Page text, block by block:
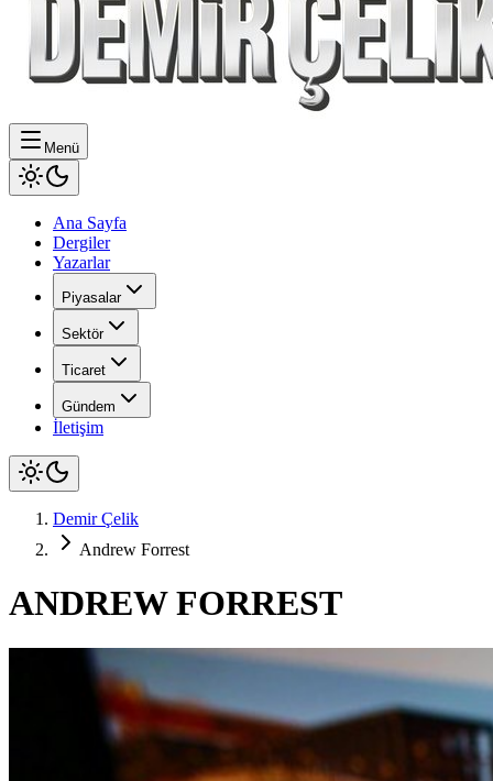
Menü
Ana Sayfa
Dergiler
Yazarlar
Piyasalar
Sektör
Ticaret
Gündem
İletişim
Demir Çelik
Andrew Forrest
ANDREW FORREST